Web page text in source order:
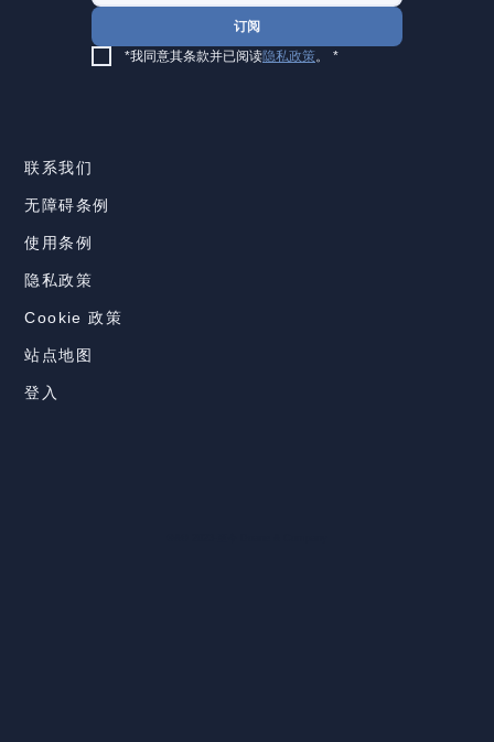
订阅
*我同意其条款并已阅读隐私政策。 *
联系我们
无障碍条例
使用条例
隐私政策
Cookie 政策
站点地图
登入